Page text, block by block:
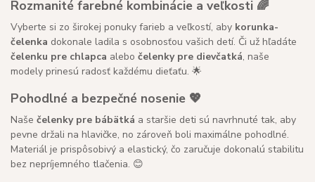
Rozmanité farebné kombinácie a veľkosti 🌈
Vyberte si zo širokej ponuky farieb a veľkostí, aby korunka-
čelenka dokonale ladila s osobnosťou vašich detí. Či už hľadáte
čelenku pre chlapca alebo čelenky pre dievčatká, naše
modely prinesú radosť každému dieťaťu. 🌟
Pohodlné a bezpečné nosenie 💖
Naše čelenky pre bábätká a staršie deti sú navrhnuté tak, aby
pevne držali na hlavičke, no zároveň boli maximálne pohodlné.
Materiál je prispôsobivý a elastický, čo zaručuje dokonalú stabilitu
bez nepríjemného tlačenia. 😊